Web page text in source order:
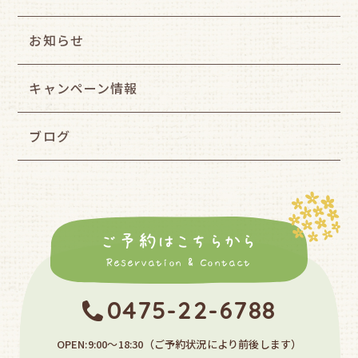
お知らせ
キャンペーン情報
ブログ
ご予約はこちらから
Reservation & Contact
0475-22-6788
OPEN:9:00〜18:30 （ご予約状況により前後します）